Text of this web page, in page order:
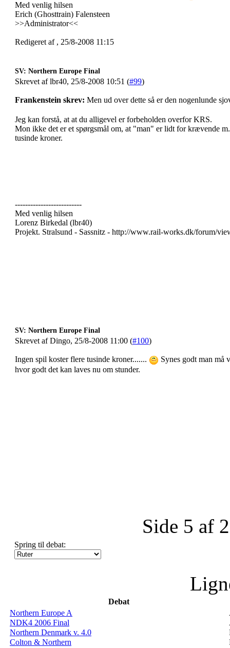
Med venlig hilsen
Erich (Ghosttrain) Falensteen
>>Administrator<<
Redigeret af , 25/8-2008 11:15
SV: Northern Europe Final
Skrevet af lbr40, 25/8-2008 10:51 (#99)
Frankenstein skrev: Men ud over dette så er den nogenlunde
Jeg kan forstå, at at du alligevel er forbeholden overfor KRS.
Mon ikke det er et spørgsmål om, at "man" er lidt for krævende
tusinde kroner.
--------------------------
Med venlig hilsen
Lorenz Birkedal (lbr40)
Projekt. Stralsund - Sassnitz - http://www.rail-works.dk/forum/
SV: Northern Europe Final
Skrevet af Dingo, 25/8-2008 11:00 (#100)
Ingen spil koster flere tusinde kroner.......
Synes godt man må
hvor godt det kan laves nu om stunder.
Side 5 af
Spring til debat:
Debat
Northern Europe A
NDK4 2006 Final
Northern Denmark v. 4.0
Colton & Northern